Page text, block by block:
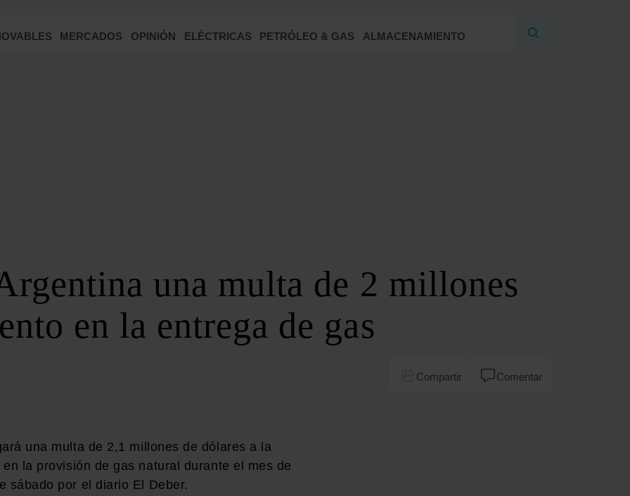
FORO DE AUTOCONSUMO
FORO DE MOVILIDAD SOSTENIBLE
FORO DE TRANSICIÓN ENERGÉTICA
SERVICIOS
MEDIA KIT
ON | PODCAST
MERCADOS OPINIÓN ELÉCTRICAS PETRÓLEO & GAS ALMACENAMIENTO
BUSCAR
una multa de 2 millones
en la entrega de gas
Compartir Comentar
una multa de 2,1 millones de dólares a la
la provisión de gas natural durante el mes de
sábado por el diario El Deber.